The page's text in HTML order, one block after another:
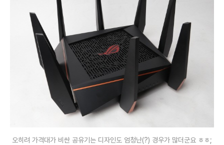
오히려 가격대가 비싼 공유기는 디자인도 엄청난(?) 경우가 많더군요 ㅎㅎ;